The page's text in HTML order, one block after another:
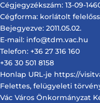
Cégjegyzékszám: 13-09-
Cégforma: korlátolt
Bejegyezve: 2011.05.02.
E-mail: info@tdm.vac.hu
Telefon: +36 27 316 160
+36 30 501 8158
Honlap URL-je https://
Felettes, felügyeleti
Vác Város Önkormányzat